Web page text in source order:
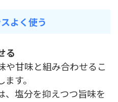
よく使う
る
や甘味と組み合わせるこ
す。
、塩分を抑えつつ旨味を